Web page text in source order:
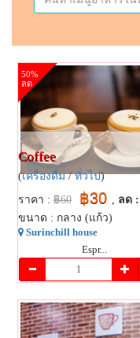
50%
ลด
Coffee
(เครื่องดื่ม/ทั่วไป)
ราคา : ฿60 ฿30 , ลด :
ขนาด : กลาง (แก้ว)
Surinchill house
Espr...